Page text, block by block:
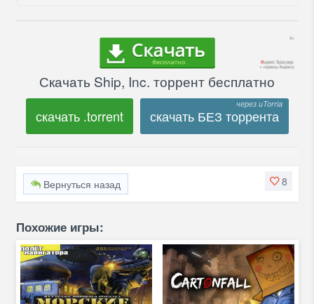
Скачать Ship, Inc. торрент бесплатно
скачать .torrent скачать БЕЗ торрента
8
Вернуться назад
Похожие игры: